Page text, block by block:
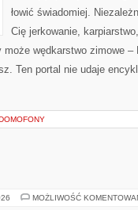
łowić świadomiej.
Cię jerkowanie,
wędkarstwo zimowe
Ten portal nie udaje
MOŻLIWOŚĆ